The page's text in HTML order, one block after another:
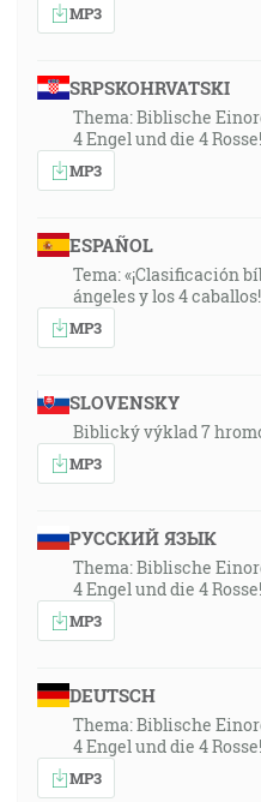
MP3
SRPSKOHRVATSKI
Thema: Biblische
4 Engel und die 4 Rosse!
MP3
ESPAÑOL
Tema: «¡Clasificación
ángeles y los 4
MP3
SLOVENSKY
Biblický výklad 7
MP3
РУССКИЙ ЯЗЫК
Thema: Biblische
4 Engel und die 4 Rosse!
MP3
DEUTSCH
Thema: Biblische
4 Engel und die 4 Rosse!
MP3